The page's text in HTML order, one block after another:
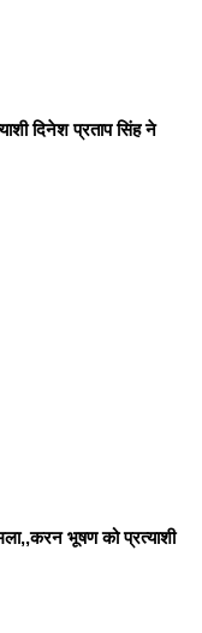
दिनेश प्रताप सिंह ने
भूषण को प्रत्याशी